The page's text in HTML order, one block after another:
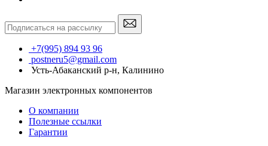
+7(995) 894 93 96
postneru5@gmail.com
Усть-Абаканский р-н, Калинино
Магазин электронных компонентов
О компании
Полезные ссылки
Гарантии